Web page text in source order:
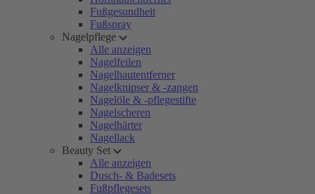
Fußgesundheit
Fußspray
Nagelpflege
Alle anzeigen
Nagelfeilen
Nagelhautentferner
Nagelknipser & -zangen
Nagelöle & -pflegestifte
Nagelscheren
Nagelhärter
Nagellack
Beauty Set
Alle anzeigen
Dusch- & Badesets
Fußpflegesets